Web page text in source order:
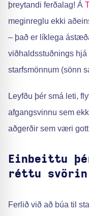
þreytandi ferðalag! Á
meginreglu ekki
– það er líklega
viðhaldsstuðnings
starfsmönnum (sönn
Leyfðu þér smá leti,
afgangsvinnu sem
aðgerðir sem væri
Einbeittu
réttu
Ferlið við að búa til